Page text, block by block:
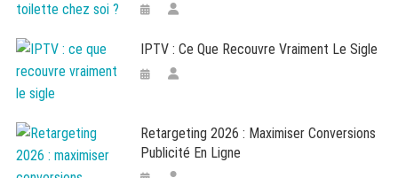
IPTV : Ce Que Recouvre Vraiment Le Sigle
Retargeting 2026 : Maximiser Conversions
Publicité En Ligne